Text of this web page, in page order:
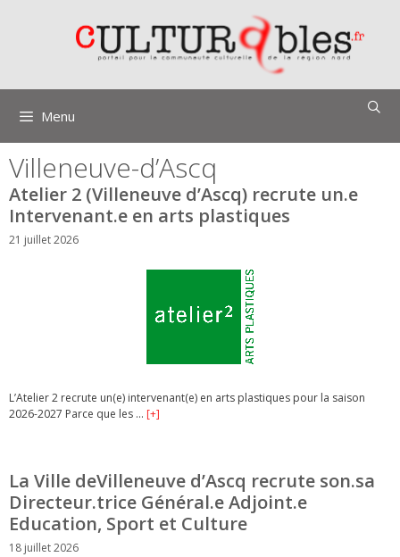
Menu
Villeneuve-d’Ascq
Atelier 2 (Villeneuve d’Ascq) recrute un.e
Intervenant.e en arts plastiques
21 juillet 2026
L’Atelier 2 recrute un(e) intervenant(e) en arts plastiques pour la saison
2026-2027 Parce que les … [+]
La Ville deVilleneuve d’Ascq recrute son.sa
Directeur.trice Général.e Adjoint.e
Education, Sport et Culture
18 juillet 2026